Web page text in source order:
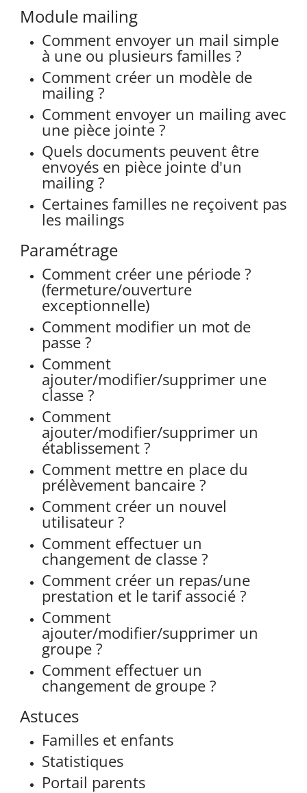
Module mailing
Comment envoyer un mail simple
à une ou plusieurs familles ?
Comment créer un modèle de
mailing ?
Comment envoyer un mailing avec
une pièce jointe ?
Quels documents peuvent être
envoyés en pièce jointe d'un
mailing ?
Certaines familles ne reçoivent pas
les mailings
Paramétrage
Comment créer une période ?
(fermeture/ouverture
exceptionnelle)
Comment modifier un mot de
passe ?
Comment
ajouter/modifier/supprimer une
classe ?
Comment
ajouter/modifier/supprimer un
établissement ?
Comment mettre en place du
prélèvement bancaire ?
Comment créer un nouvel
utilisateur ?
Comment effectuer un
changement de classe ?
Comment créer un repas/une
prestation et le tarif associé ?
Comment
ajouter/modifier/supprimer un
groupe ?
Comment effectuer un
changement de groupe ?
Astuces
Familles et enfants
Statistiques
Portail parents